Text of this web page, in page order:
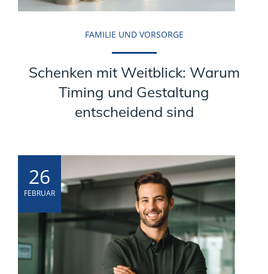
FAMILIE UND VORSORGE
Schenken mit Weitblick: Warum
Timing und Gestaltung
entscheidend sind
26
FEBRUAR